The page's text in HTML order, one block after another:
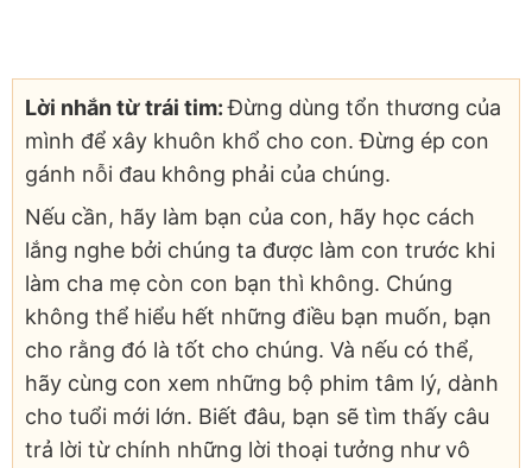
Lời nhắn từ trái tim:Đừng dùng tổn thương của
mình để xây khuôn khổ cho con. Đừng ép con
gánh nỗi đau không phải của chúng.
Nếu cần, hãy làm bạn của con, hãy học cách
lắng nghe bởi chúng ta được làm con trước khi
làm cha mẹ còn con bạn thì không. Chúng
không thể hiểu hết những điều bạn muốn, bạn
cho rằng đó là tốt cho chúng. Và nếu có thể,
hãy cùng con xem những bộ phim tâm lý, dành
cho tuổi mới lớn. Biết đâu, bạn sẽ tìm thấy câu
trả lời từ chính những lời thoại tưởng như vô